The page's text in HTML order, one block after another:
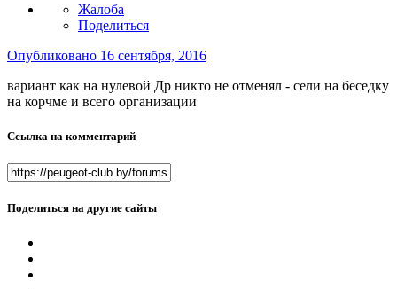
Жалоба
Поделиться
Опубликовано 16 сентября, 2016
вариант как на нулевой Др никто не отменял - сели на беседку
на корчме и всего организации
Ссылка на комментарий
Поделиться на другие сайты